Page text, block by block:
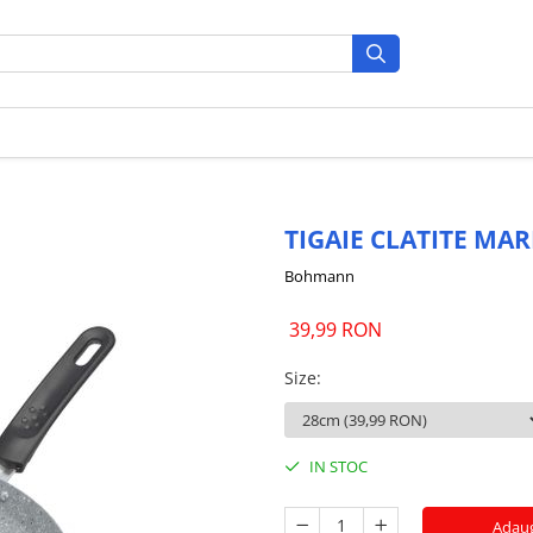
TIGAIE CLATITE
Bohmann
39,99 RON
Size:
IN STOC